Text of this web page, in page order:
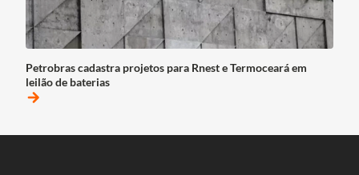
Petrobras cadastra projetos para Rnest e Termoceará em
leilão de baterias
arrow_forward